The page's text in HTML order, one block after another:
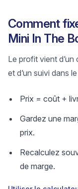
Comment
Mini In The
Le profit vient
et d’un suivi dans
Prix = coût +
Gardez une
prix.
Recalculez
de marge.